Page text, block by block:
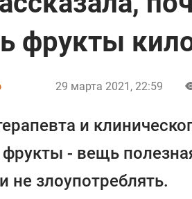
фрукты
29 марта 2021, 22:59
и
- вещь
не злоупотреблять.